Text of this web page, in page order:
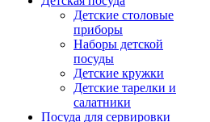
Детские столовые
приборы
Наборы детской
посуды
Детские кружки
Детские тарелки и
салатники
Посуда для сервировки